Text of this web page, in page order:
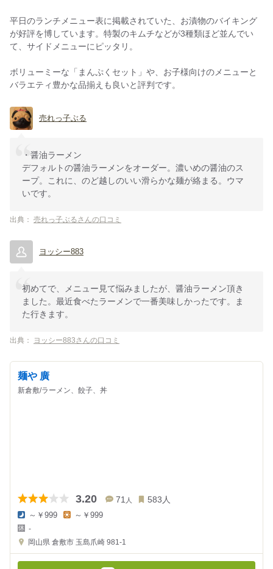
平日のランチメニュー表に掲載されていた、お漬物のバイキング
が好評を博しています。特製のキムチなどが3種類ほど並んでい
て、サイドメニューにピッタリ。
ボリューミーな「まんぷくセット」や、お子様向けのメニューと
バラエティ豊かな品揃えも良いと評判です。
売れっ子ぶる
・醤油ラーメン
デフォルトの醤油ラーメンをオーダー。濃いめの醤油のス
ープ。これに、のど越しのいい滑らかな麺が絡まる。ウマ
いです。
出典： 売れっ子ぶるさんの口コミ
ヨッシー883
初めてで、メニュー見て悩みましたが、醤油ラーメン頂き
ました。最近食べたラーメンで一番美味しかったです。ま
た行きます。
出典： ヨッシー883さんの口コミ
麺や 廣
新倉敷/ラーメン、餃子、丼
3.20 71 人 583人
夜
の
金
～￥999
金
額
～￥999
-
岡山県 倉敷市 玉島爪崎 981-1